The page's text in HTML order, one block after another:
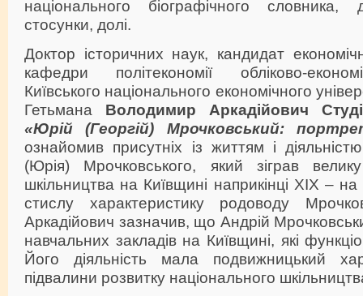
національного біографічного
стосунки, долі.
Доктор історичних наук, кандидат
кафедри політекономії обліково-
Київського національного економічного
Гетьмана Володимир Аркадійович
«Юрій (Георгій) Мрочковський:
ознайомив присутніх із життям і
(Юрія) Мрочковського, який зіграв
шкільництва на Київщині наприкінці ХІХ –
стислу характеристику родоводу
Аркадійович зазначив, що Андрій
навчальних закладів на Київщині, які
Його діяльність мала подвижницький
підвалини розвитку національного